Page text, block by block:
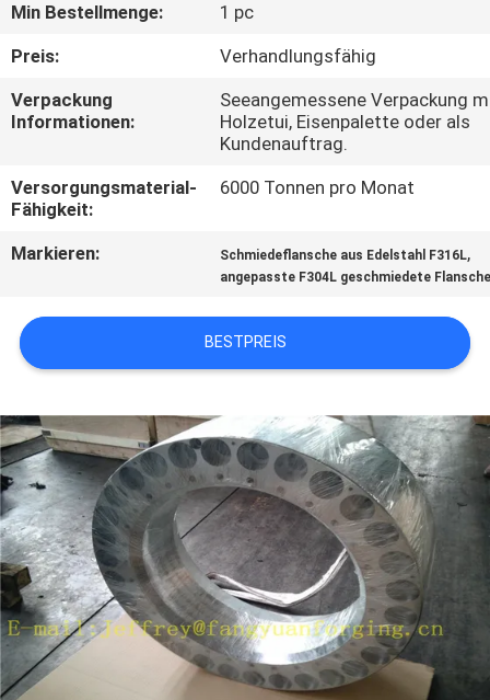
FABRIK-
AUSFLUG
QUALITÄTSKONTROLLE
TRETEN
SIE
UNS
IN
NACHRICHTEN
FORDERN
SIE EIN
ZITAT
SITEMAP
Min Bestellmenge:
1 pc
Preis:
Verhandlungsfähig
Verpackung
Informationen:
Seeangemessene Verpackung
Holzetui, Eisenpalette oder als
Kundenauftrag.
Versorgungsmaterial-
Fähigkeit:
6000 Tonnen pro Monat
Markieren: Schmiedeflansche aus Edelstahl F316L,
angepasste F304L geschmiedete
BESTPREIS